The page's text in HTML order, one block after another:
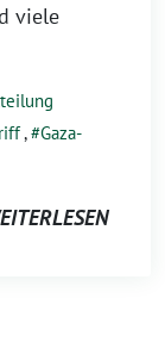
viele
, Gaza-